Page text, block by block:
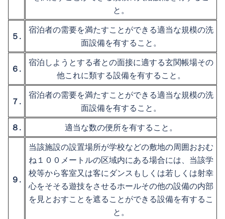
と。
５.
宿泊者の需要を満たすことができる適当な規模の洗
面設備を有すること。
６.
宿泊しようとする者との面接に適する玄関帳場その
他これに類する設備を有すること。
７.
宿泊者の需要を満たすことができる適当な規模の洗
面設備を有すること。
８.
適当な数の便所を有すること。
９.
当該施設の設置場所が学校などの敷地の周囲おおむ
ね１００メートルの区域内にある場合には、当該学
校等から客室又は客にダンスもしくは若しくは射幸
心をそそる遊技をさせるホールその他の設備の内部
を見とおすことを遮ることができる設備を有するこ
と。